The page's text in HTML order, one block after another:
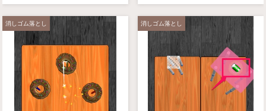
消しゴム落とし 消しゴム落とし